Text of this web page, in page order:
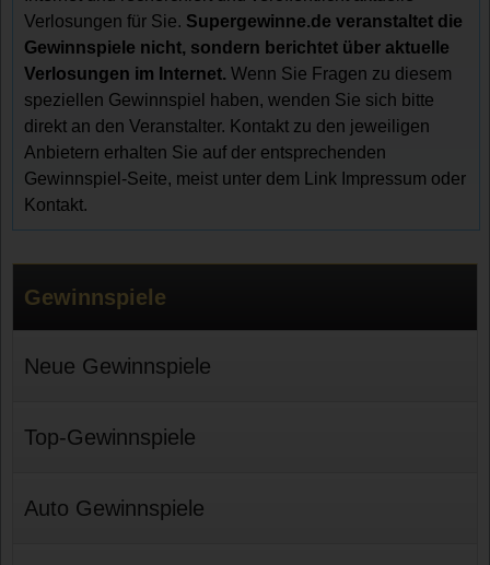
Verlosungen für Sie. Supergewinne.de veranstaltet die
Gewinnspiele nicht, sondern berichtet über aktuelle
Verlosungen im Internet. Wenn Sie Fragen zu diesem
speziellen Gewinnspiel haben, wenden Sie sich bitte
direkt an den Veranstalter. Kontakt zu den jeweiligen
Anbietern erhalten Sie auf der entsprechenden
Gewinnspiel-Seite, meist unter dem Link Impressum oder
Kontakt.
Gewinnspiele
Neue Gewinnspiele
Top-Gewinnspiele
Auto Gewinnspiele